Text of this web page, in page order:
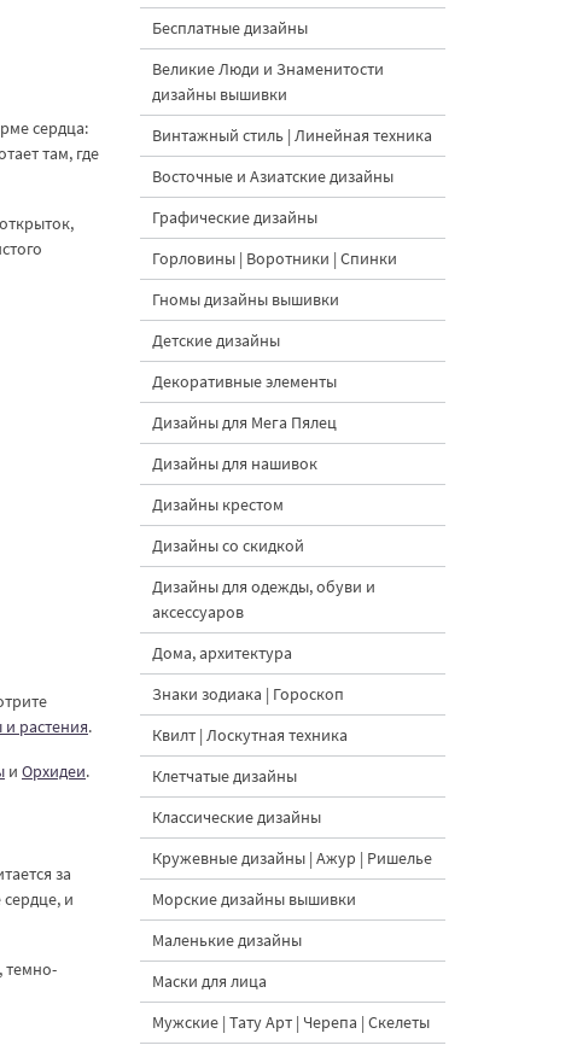
сердца:
там, где
и растения.
и Орхидеи.
за
и
темно-
Бесплатные дизайны
Великие Люди и Знаменитости
дизайны вышивки
Винтажный стиль | Линейная техника
Восточные и Азиатские дизайны
Графические дизайны
Горловины | Воротники | Спинки
Гномы дизайны вышивки
Детские дизайны
Декоративные элементы
Дизайны для Мега Пялец
Дизайны для нашивок
Дизайны крестом
Дизайны со скидкой
Дизайны для одежды, обуви и
аксессуаров
Дома, архитектура
Знаки зодиака | Гороскоп
Квилт | Лоскутная техника
Клетчатые дизайны
Классические дизайны
Кружевные дизайны | Ажур | Ришелье
Морские дизайны вышивки
Маленькие дизайны
Маски для лица
Мужские | Тату Арт | Черепа | Скелеты